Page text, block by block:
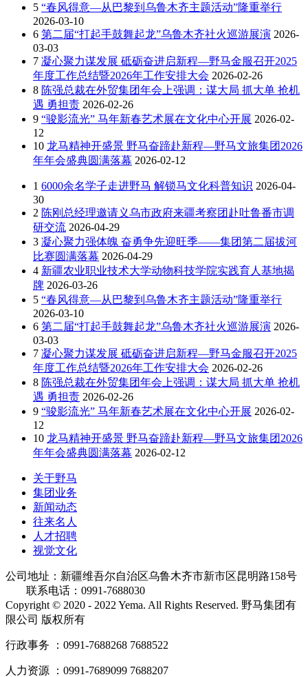
5 “春风得意—从巴黎到乌鲁木齐主题活动”隆重举行
2026-03-10
6 第二届“打起手鼓舞起龙”乌鲁木齐社火巡游展演 2026-
03-03
7 凝心聚力谋发展 砥砺奋进启新程—野马金服召开2025
年度工作总结暨2026年工作安排大会 2026-02-26
8 陈强总裁在外贸集团年会上强调：谋大局 抓大单 抢机
遇 勇担责 2026-02-26
9 “骏影流光” 马年新春艺术展在文化中心开展 2026-02-
12
10 龙马精神开盛景 野马奋蹄赴新程—野马文旅集团2026
年年会盛典圆满落幕 2026-02-12
1 6000余名学子走进野马 解锁马文化科普知识 2026-04-
30
2 陈刚总经理邀请义乌市政府来疆考察团赴吐鲁番市调
研交流 2026-04-29
3 凝心聚力强体魄 奋勇争先迎旺季——集团第二届拔河
比赛圆满落幕 2026-04-29
4 新疆农业职业技术大学动物科技学院实践育人基地揭
牌 2026-03-26
5 “春风得意—从巴黎到乌鲁木齐主题活动”隆重举行
2026-03-10
6 第二届“打起手鼓舞起龙”乌鲁木齐社火巡游展演 2026-
03-03
7 凝心聚力谋发展 砥砺奋进启新程—野马金服召开2025
年度工作总结暨2026年工作安排大会 2026-02-26
8 陈强总裁在外贸集团年会上强调：谋大局 抓大单 抢机
遇 勇担责 2026-02-26
9 “骏影流光” 马年新春艺术展在文化中心开展 2026-02-
12
10 龙马精神开盛景 野马奋蹄赴新程—野马文旅集团2026
年年会盛典圆满落幕 2026-02-12
关于野马
集团业务
新闻动态
往来名人
人才招聘
视觉文化
公司地址：新疆维吾尔自治区乌鲁木齐市新市区昆明路158号
联系电话：0991-7688030
Copyright © 2020 - 2022 Yema. All Rights Reserved. 野马集团有
限公司 版权所有
行政事务 ：0991-7688268 7688522
人力资源 ：0991-7689099 7688207